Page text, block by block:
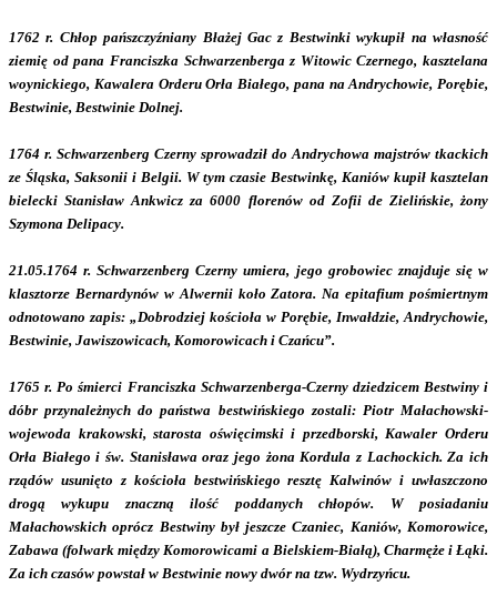
1762 r. Chłop pańszczyźniany Błażej Gac z Bestwinki wykupił na własność
ziemię od pana Franciszka Schwarzenberga z Witowic Czernego, kasztelana
woynickiego, Kawalera Orderu Orła Białego, pana na Andrychowie, Porębie,
Bestwinie, Bestwinie Dolnej.
1764 r. Schwarzenberg Czerny sprowadził do Andrychowa majstrów tkackich
ze Śląska, Saksonii i Belgii. W tym czasie Bestwinkę, Kaniów kupił kasztelan
bielecki Stanisław Ankwicz za 6000 florenów od Zofii de Zielińskie, żony
Szymona Delipacy.
21.05.1764 r. Schwarzenberg Czerny umiera, jego grobowiec znajduje się w
klasztorze Bernardynów w Alwernii koło Zatora. Na epitafium pośmiertnym
odnotowano zapis: „Dobrodziej kościoła w Porębie, Inwałdzie, Andrychowie,
Bestwinie, Jawiszowicach, Komorowicach i Czańcu”.
1765 r. Po śmierci Franciszka Schwarzenberga-Czerny dziedzicem Bestwiny i
dóbr przynależnych do państwa bestwińskiego zostali: Piotr Małachowski-
wojewoda krakowski, starosta oświęcimski i przedborski, Kawaler Orderu
Orła Białego i św. Stanisława oraz jego żona Kordula z Lachockich. Za ich
rządów usunięto z kościoła bestwińskiego resztę Kalwinów i uwłaszczono
drogą wykupu znaczną ilość poddanych chłopów. W posiadaniu
Małachowskich oprócz Bestwiny był jeszcze Czaniec, Kaniów, Komorowice,
Zabawa (folwark między Komorowicami a Bielskiem-Białą), Charmęże i Łąki.
Za ich czasów powstał w Bestwinie nowy dwór na tzw. Wydrzyńcu.